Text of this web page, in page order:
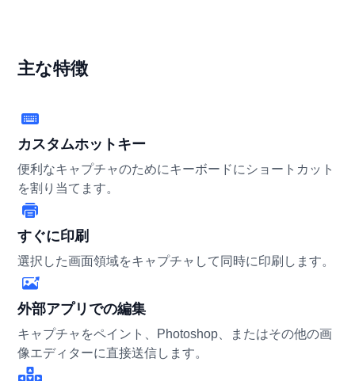
主な特徴
カスタムホットキー
便利なキャプチャのためにキーボードにショートカット
を割り当てます。
すぐに印刷
選択した画面領域をキャプチャして同時に印刷します。
外部アプリでの編集
キャプチャをペイント、Photoshop、またはその他の画
像エディターに直接送信します。